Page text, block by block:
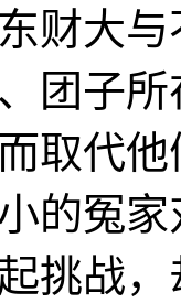
财大
团子
取代
的冤
挑战